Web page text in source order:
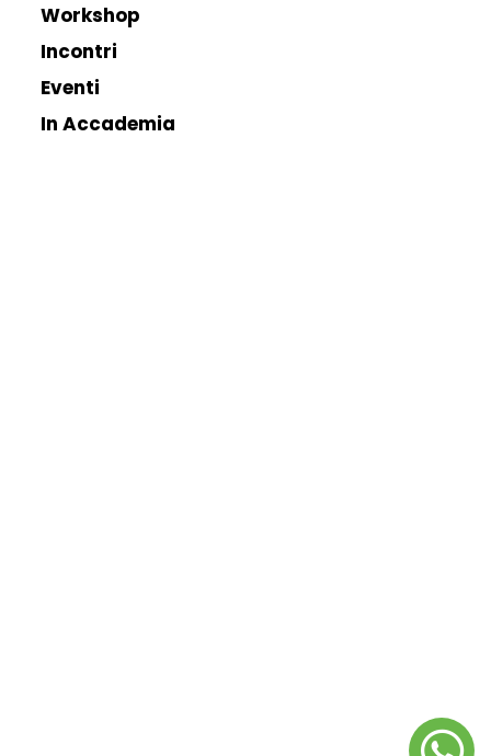
Workshop
Incontri
Eventi
In Accademia